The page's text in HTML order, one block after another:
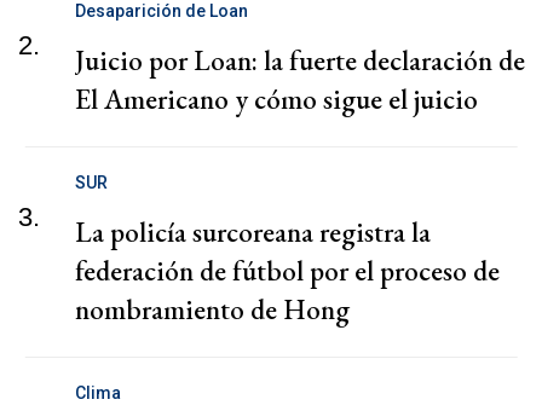
2.
Desaparición de Loan
Juicio por Loan: la fuerte declaración de
El Americano y cómo sigue el juicio
3.
SUR
La policía surcoreana registra la
federación de fútbol por el proceso de
nombramiento de Hong
Clima